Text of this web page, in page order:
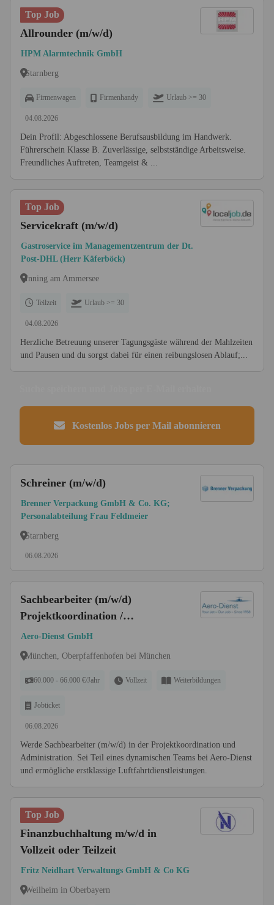
Top Job
Allrounder (m/w/d)
HPM Alarmtechnik GmbH
Starnberg
Firmenwagen Firmenhandy Urlaub >= 30
04.08.2026
Dein Profil: Abgeschlossene Berufsausbildung im Handwerk.
Führerschein Klasse B. Zuverlässige, selbstständige Arbeitsweise.
Freundliches Auftreten, Teamgeist & ...
Top Job
Servicekraft (m/w/d)
Gastroservice im Managementzentrum der Dt.
Post-DHL (Herr Käferböck)
Inning am Ammersee
Teilzeit Urlaub >= 30
04.08.2026
Herzliche Betreuung unserer Tagungsgäste während der Mahlzeiten
und Pausen und du sorgst dabei für einen reibungslosen Ablauf;...
Kostenlos Jobs per Mail abonnieren
Schreiner (m/w/d)
Brenner Verpackung GmbH & Co. KG;
Personalabteilung Frau Feldmeier
Starnberg
06.08.2026
Sachbearbeiter (m/w/d)
Projektkoordination /
Arbeitsvorbereitung /
Administration
Aero-Dienst GmbH
München, Oberpfaffenhofen bei München
60.000 - 66.000 €/Jahr Vollzeit Weiterbildungen
Jobticket
06.08.2026
Werde Sachbearbeiter (m/w/d) in der Projektkoordination und
Administration. Sei Teil eines dynamischen Teams bei Aero-Dienst
und ermögliche erstklassige Luftfahrtdienstleistungen.
Top Job
Finanzbuchhaltung m/w/d in
Vollzeit oder Teilzeit
Fritz Neidhart Verwaltungs GmbH & Co KG
Weilheim in Oberbayern